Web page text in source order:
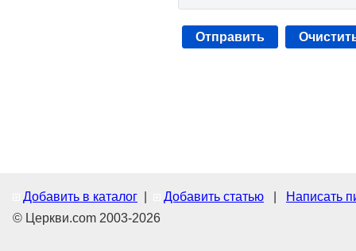
Добавить в каталог Добавить статью
Написать
© Церкви.com 2003-2026